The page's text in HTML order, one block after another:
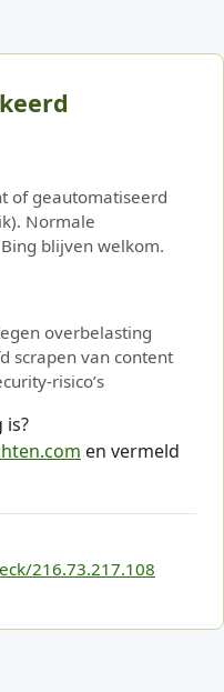
of geautomatiseerd
Normale
blijven welkom.
overbelasting
scrapen van content
risico’s
is?
en vermeld
216.73.217.108